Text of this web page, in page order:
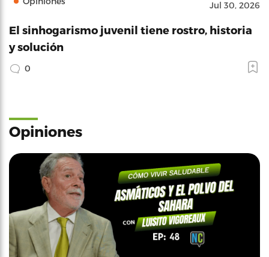
Jul 30, 2026
El sinhogarismo juvenil tiene rostro, historia
y solución
0
Opiniones